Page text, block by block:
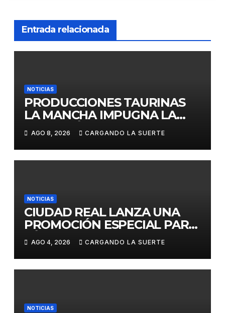
Entrada relacionada
NOTICIAS
PRODUCCIONES TAURINAS
LA MANCHA IMPUGNA LA
LICITACIÓN DE LA CORRIDA
DE DAIMIEL AL CONSIDERAR
VULNERADA LA LIBRE
COMPETENCIA
AGO 8, 2026 CARGANDO LA SUERTE
NOTICIAS
CIUDAD REAL LANZA UNA
PROMOCIÓN ESPECIAL PARA
JÓVENES MENORES DE 25
AÑOS EN LAS DOS GRANDES
CITAS DEL ABONO
AGO 4, 2026 CARGANDO LA SUERTE
NOTICIAS